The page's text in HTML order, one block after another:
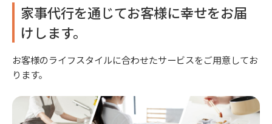
家事代行を通じてお客様に幸せをお届
けします。
お客様のライフスタイルに合わせたサービスをご用意してお
ります。